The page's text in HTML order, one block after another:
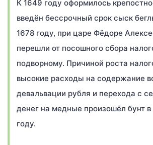
К 1649 году оформилось
введён бессрочный срок сыск
1678 году, при царе Фёдоре
перешли от посошного сбора
подворному. Причиной роста
высокие расходы на содержание
девальвации рубля и перехода с
денег на медные произошёл бунт
году.